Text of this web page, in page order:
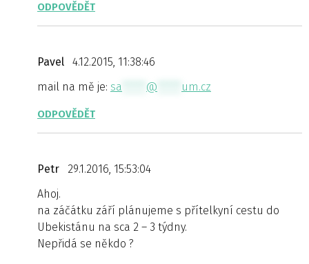
ODPOVĚDĚT
Pavel
4.12.2015, 11:38:46
mail na mě je: sa @ um.cz
ODPOVĚDĚT
Petr
29.1.2016, 15:53:04
Ahoj.
na záčátku září plánujeme s přítelkyní cestu do
Ubekistánu na sca 2 – 3 týdny.
Nepřidá se někdo ?